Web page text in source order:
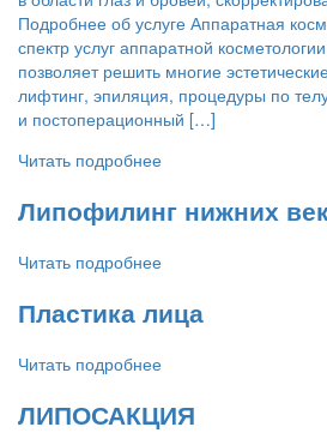
Подробнее об услуге Аппаратная
спектр услуг аппаратной
позволяет решить многие
лифтинг, эпиляция, процедуры по
и постоперационный […]
Читать подробнее
Липофилинг нижних
Читать подробнее
Пластика лица
Читать подробнее
ЛИПОСАКЦИЯ